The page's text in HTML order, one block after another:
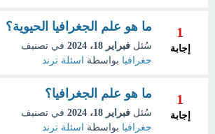
1
إجابة
ما هو علم الجغرافيا الحيوية؟
سُئل فبراير 18، 2024
في تصنيف
جغرافيا بواسطة اسئلة ترند
1
إجابة
ما هو علم الجغرافيا؟
سُئل فبراير 18، 2024
في تصنيف
جغرافيا بواسطة اسئلة ترند